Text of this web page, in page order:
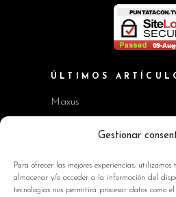
Gestionar
Para ofrecer las mejores experiencias, utilizamos
almacenar y/o acceder a la información del
tecnologías nos permitirá procesar datos como
ÚLTIMOS
Maxus
Workshop BMW Neue
Kia EV2 y Kia Seltos